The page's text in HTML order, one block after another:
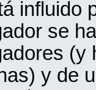
influido
se
(y
y de